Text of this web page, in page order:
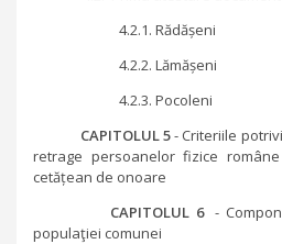
4.2.1. Rădășeni
4.2.2. Lămășeni
4.2.3. Pocoleni
CAPITOLUL 5- Criteriile
retrage persoanelor fizice
cetățean de onoare
CAPITOLUL 6-
populaţiei comunei